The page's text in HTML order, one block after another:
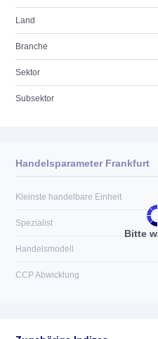
Land
Branche
Sektor
Subsektor
Bitte
Handelsparameter Frankfurt
Kleinste handelbare Einheit
Spezialist
Handelsmodell
CCP Abwicklung